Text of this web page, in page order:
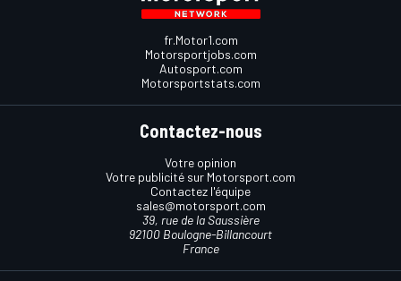
fr.Motor1.com
Motorsportjobs.com
Autosport.com
Motorsportstats.com
Contactez-nous
Votre opinion
Votre publicité sur Motorsport.com
Contactez l'équipe
sales@motorsport.com
39, rue de la Saussière
92100 Boulogne-Billancourt
France